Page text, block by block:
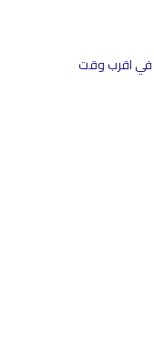
في اقرب وقت